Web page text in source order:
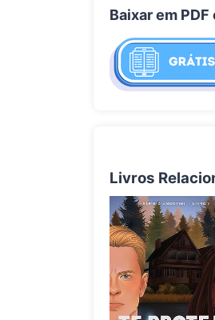
Baixar em
Livros